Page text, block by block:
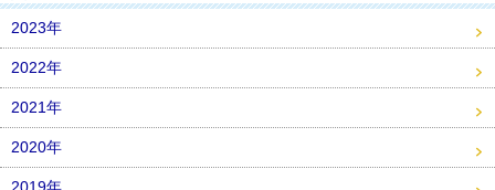
2023年
2022年
2021年
2020年
2019年